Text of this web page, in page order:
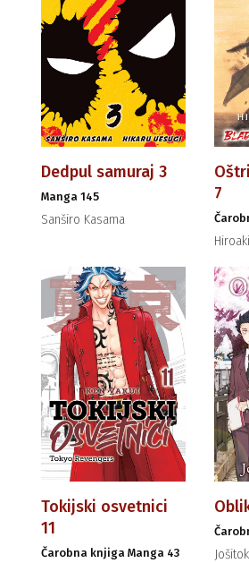
Dedpul samuraj 3
Manga 145
Sanširo Kasama
7
Tokijski osvetnici
11
Čarobna knjiga Manga 43